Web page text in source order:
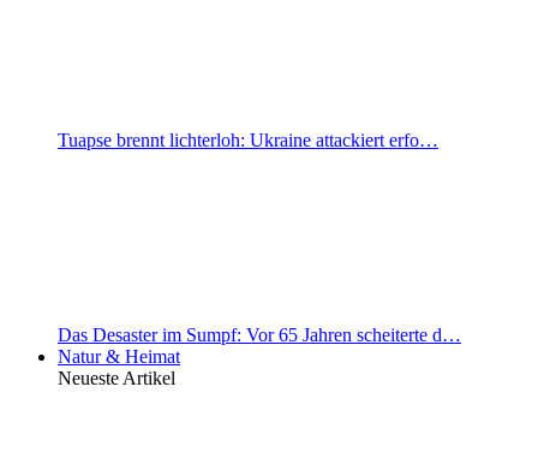
Tuapse brennt lichterloh: Ukraine attackiert erfo…
Das Desaster im Sumpf: Vor 65 Jahren scheiterte d…
Natur & Heimat
Neueste Artikel